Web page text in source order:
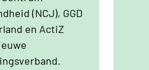
(NCJ), GGD
en ActiZ